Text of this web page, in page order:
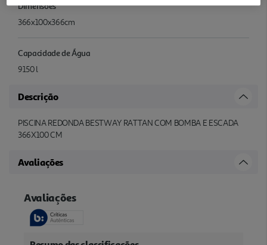
Dimensões
366x100x366cm
Capacidade de Água
9150 l
Descrição
PISCINA REDONDA BESTWAY RATTAN COM BOMBA E ESCADA
366X100 CM
Avaliações